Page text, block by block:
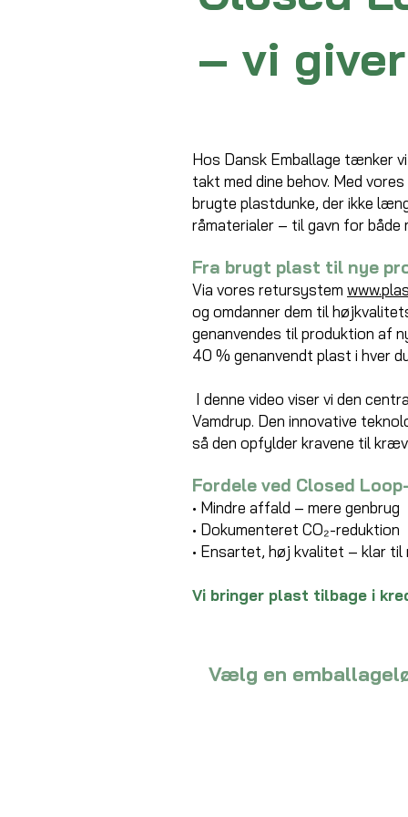
– vi
Hos Dansk Emballage tænker
takt med dine behov. Med
brugte plastdunke, der ikke
råmaterialer – til gavn for både
Fra brugt plast til nye
Via vores retursystem
og omdanner dem til
genanvendes til produktion af
40 % genanvendt plast i hver
I denne video viser vi den
Vamdrup. Den innovative
så den opfylder kravene til
Fordele ved Closed
• Mindre affald – mere genbrug
• Dokumenteret CO₂-reduktion
• Ensartet, høj kvalitet – klar til
Vi bringer plast tilbage i
Vælg en